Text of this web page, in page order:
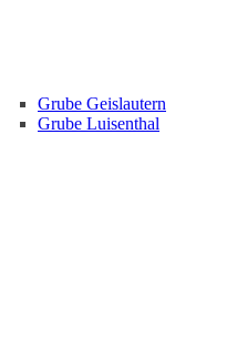
Grube Geislautern
Grube Luisenthal